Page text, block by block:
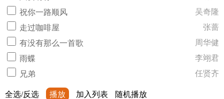
祝你一路顺风
吴奇隆
走过咖啡屋
张蔷
有没有那么一首歌
周华健
雨蝶
李翊君
兄弟
任贤齐
全选/反选 播放 加入列表 随机播放